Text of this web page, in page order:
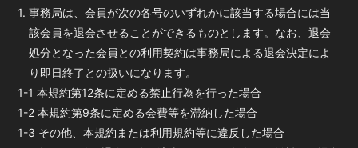
1. 事務局は、会員が次の各号のいずれかに該当する場合には当
該会員を退会させることができるものとします。なお、退会
処分となった会員との利用契約は事務局による退会決定によ
り即日終了との扱いになります。
1-1 本規約第12条に定める禁止行為を行った場合
1-2 本規約第9条に定める会費等を滞納した場合
1-3 その他、本規約または利用規約等に違反した場合